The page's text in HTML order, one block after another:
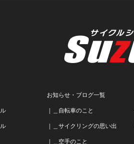
お知らせ・ブログ一覧
｜＿自転車のこと
｜＿サイクリングの思い出
｜＿空手のこと